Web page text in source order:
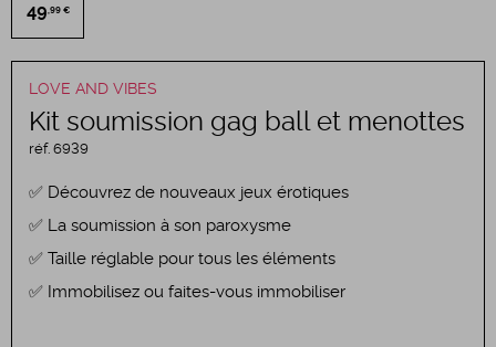
LOVE AND VIBES
Kit soumission gag ball et menottes
réf. 6939
Découvrez de nouveaux jeux érotiques
La soumission à son paroxysme
Taille réglable pour tous les éléments
Immobilisez ou faites-vous immobiliser
49 ,99 €